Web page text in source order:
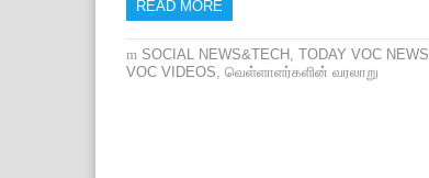
READ MORE
SOCIAL NEWS&TECH , TODAY VOC NEWS
VOC VIDEOS, வெள்ளாளர்களின் வரலாறு